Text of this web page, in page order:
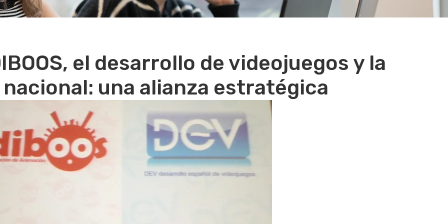
el desarrollo de videojuegos y la
una alianza estratégica